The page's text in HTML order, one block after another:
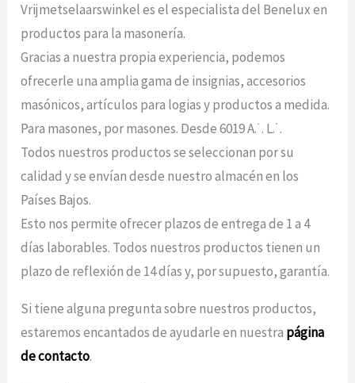
Vrijmetselaarswinkel es el especialista del Benelux en
productos para la masonería.
Gracias a nuestra propia experiencia, podemos
ofrecerle una amplia gama de insignias, accesorios
masónicos, artículos para logias y productos a medida.
Para masones, por masones. Desde 6019 A.˙. L.˙.
Todos nuestros productos se seleccionan por su
calidad y se envían desde nuestro almacén en los
Países Bajos.
Esto nos permite ofrecer plazos de entrega de 1 a 4
días laborables. Todos nuestros productos tienen un
plazo de reflexión de 14 días y, por supuesto, garantía.
Si tiene alguna pregunta sobre nuestros productos,
estaremos encantados de ayudarle en nuestra página
de contacto.